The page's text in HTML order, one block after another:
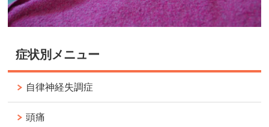
症状別メニュー
自律神経失調症
頭痛